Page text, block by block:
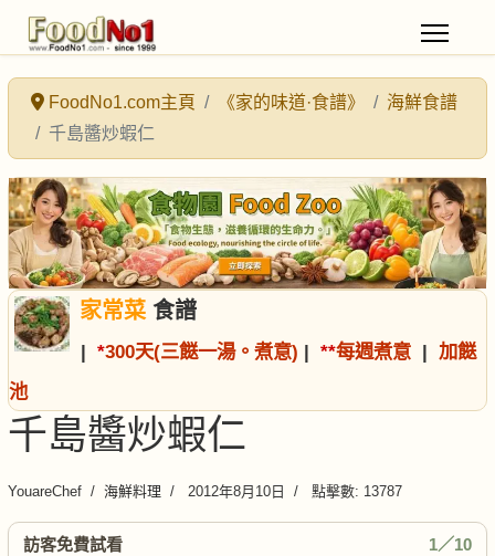
FoodNo1.com主頁 《家的味道·食譜》
海鮮食譜
千島醬炒蝦仁
家常菜食譜
| *300天(三餸一湯。煮意) | **每週煮意 | 加餸
池
千島醬炒蝦仁
YouareChef 海鮮料理 2012年8月10日 點擊數: 13787
訪客免費試看 1／10